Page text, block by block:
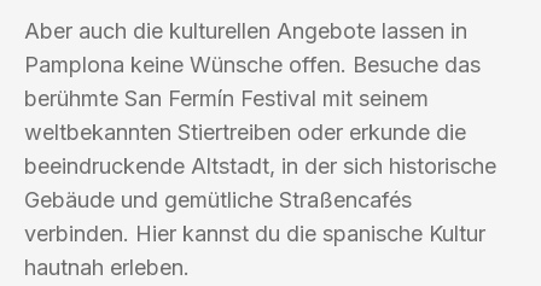
Aber auch die kulturellen Angebote lassen in
Pamplona keine Wünsche offen. Besuche das
berühmte San Fermín Festival mit seinem
weltbekannten Stiertreiben oder erkunde die
beeindruckende Altstadt, in der sich historische
Gebäude und gemütliche Straßencafés
verbinden. Hier kannst du die spanische Kultur
hautnah erleben.